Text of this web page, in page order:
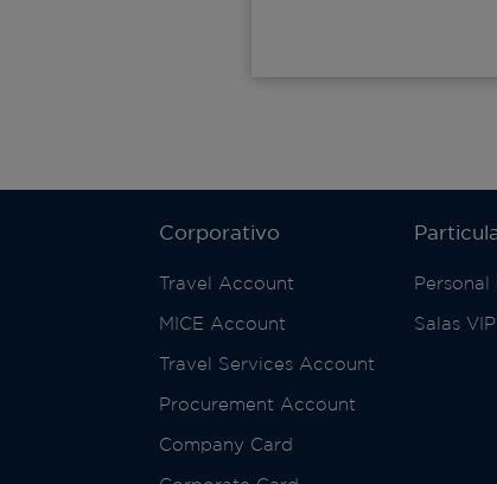
Corporativo
Travel Account
MICE Account
Travel Services Account
Procurement Account
Company Card
Personal
Salas VIP